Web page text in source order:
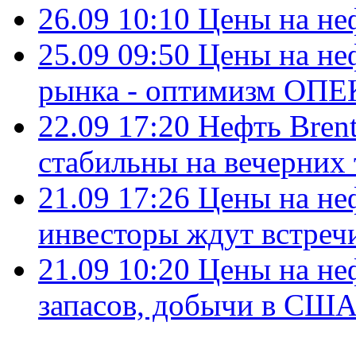
26.09 10:10 Цены на
25.09 09:50 Цены на
рынка - оптимизм
22.09 17:20 Нефть
стабильны на
21.09 17:26 Цены на
инвесторы ждут
21.09 10:20 Цены на
запасов, добычи в